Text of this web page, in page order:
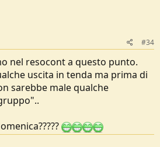
#34
nel resocont a questo punto.
uscita in tenda ma prima di
sarebbe male qualche